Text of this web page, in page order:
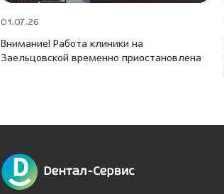
01.07.26
Внимание! Работа клиники на
Заельцовской временно приостановлена